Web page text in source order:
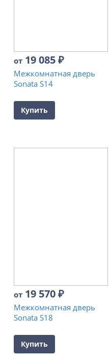
от 19 085₽
Межкомнатная дверь
Sonata S14
Купить
от 19 570₽
Межкомнатная дверь
Sonata S18
Купить